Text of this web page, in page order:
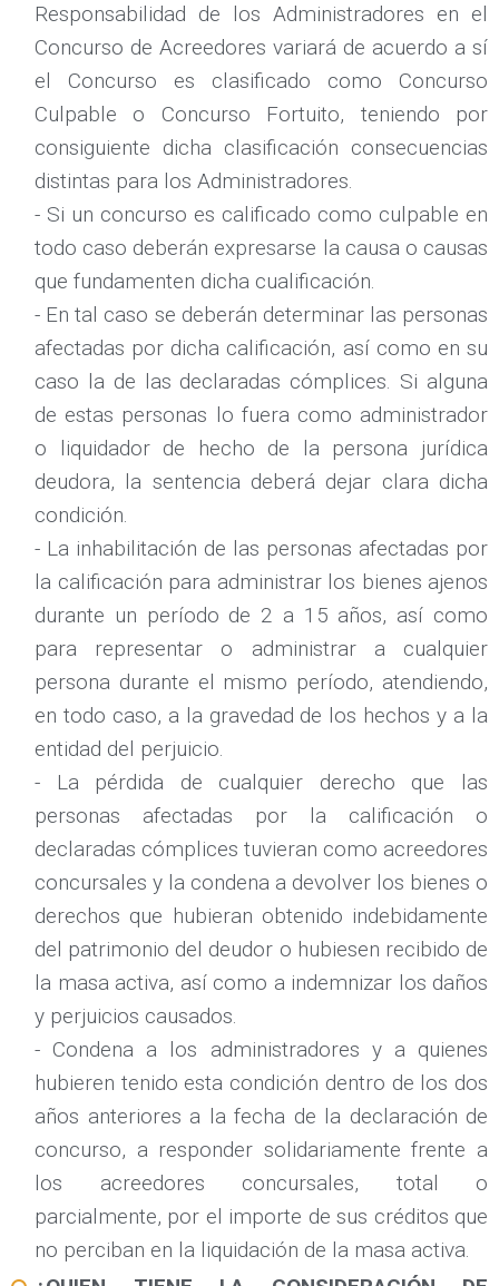
Responsabilidad de los Administradores en el
Concurso de Acreedores variará de acuerdo a sí
el Concurso es clasificado como Concurso
Culpable o Concurso Fortuito, teniendo por
consiguiente dicha clasificación consecuencias
distintas para los Administradores.
- Si un concurso es calificado como culpable en
todo caso deberán expresarse la causa o causas
que fundamenten dicha cualificación.
- En tal caso se deberán determinar las personas
afectadas por dicha calificación, así como en su
caso la de las declaradas cómplices. Si alguna
de estas personas lo fuera como administrador
o liquidador de hecho de la persona jurídica
deudora, la sentencia deberá dejar clara dicha
condición.
- La inhabilitación de las personas afectadas por
la calificación para administrar los bienes ajenos
durante un período de 2 a 15 años, así como
para representar o administrar a cualquier
persona durante el mismo período, atendiendo,
en todo caso, a la gravedad de los hechos y a la
entidad del perjuicio.
- La pérdida de cualquier derecho que las
personas afectadas por la calificación o
declaradas cómplices tuvieran como acreedores
concursales y la condena a devolver los bienes o
derechos que hubieran obtenido indebidamente
del patrimonio del deudor o hubiesen recibido de
la masa activa, así como a indemnizar los daños
y perjuicios causados.
- Condena a los administradores y a quienes
hubieren tenido esta condición dentro de los dos
años anteriores a la fecha de la declaración de
concurso, a responder solidariamente frente a
los acreedores concursales, total o
parcialmente, por el importe de sus créditos que
no perciban en la liquidación de la masa activa.